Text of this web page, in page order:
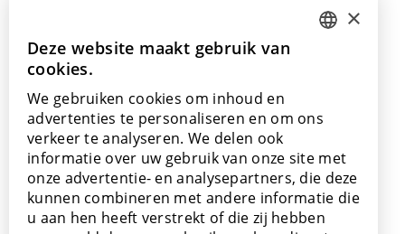
Algemene (verkoops)voorwaarden
Contacteer ons
info@lamett.eu
+32 56 77 45 15
Bezoek ons
Onze showroom
GERMAN
SPANISH
×
Deze website maakt gebruik van
cookies.
We gebruiken cookies om inhoud en
advertenties te personaliseren en om ons
verkeer te analyseren. We delen ook
informatie over uw gebruik van onze site met
onze advertentie- en analysepartners, die deze
kunnen combineren met andere informatie die
u aan hen heeft verstrekt of die zij hebben